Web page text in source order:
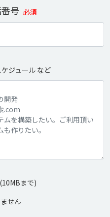
号 必須
ジュール など
まで)
せん